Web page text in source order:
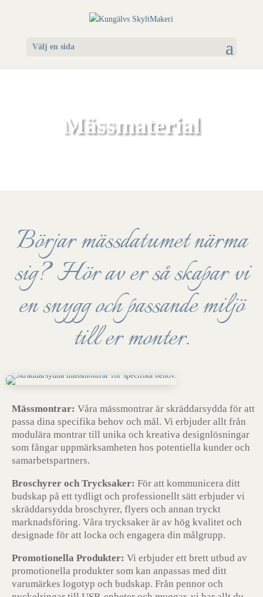
Välj en sida
Mässmaterial
Börjar mässdatumet närma
sig? Hör av er så skapar vi
en snygg och passande miljö
till er monter.
Mässmontrar: Våra mässmontrar är skräddarsydda för att
passa dina specifika behov och mål. Vi erbjuder allt från
modulära montrar till unika och kreativa designlösningar
som fångar uppmärksamheten hos potentiella kunder och
samarbetspartners.
Broschyrer och Trycksaker: För att kommunicera ditt
budskap på ett tydligt och professionellt sätt erbjuder vi
skräddarsydda broschyrer, flyers och annan tryckt
marknadsföring. Våra trycksaker är av hög kvalitet och
designade för att locka och engagera din målgrupp.
Promotionella Produkter: Vi erbjuder ett brett utbud av
promotionella produkter som kan anpassas med ditt
varumärkes logotyp och budskap. Från pennor och